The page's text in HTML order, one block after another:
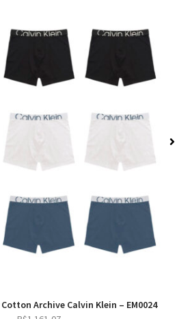
Archive Calvin Klein – EM0024